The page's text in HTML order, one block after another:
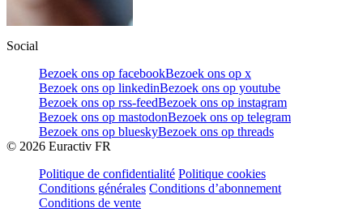
Social
Bezoek ons op facebookBezoek ons op x
Bezoek ons op linkedinBezoek ons op youtube
Bezoek ons op rss-feedBezoek ons op instagram
Bezoek ons op mastodonBezoek ons op telegram
Bezoek ons op blueskyBezoek ons op threads
© 2026 Euractiv FR
Politique de confidentialité Politique cookies
Conditions générales Conditions d’abonnement
Conditions de vente